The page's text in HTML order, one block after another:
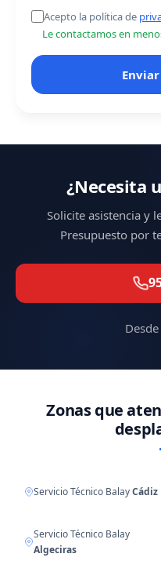
Acepto la política de
Le contactamos en
¿Necesita
Solicite asistencia y
Presupuesto por
Zonas que
Servicio Técnico BalayCádiz
Servicio Técnico Balay
Algeciras